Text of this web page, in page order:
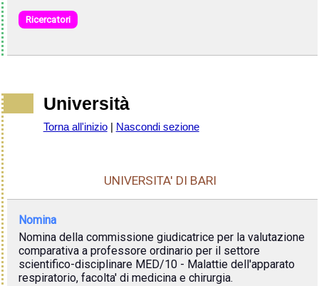
Ricercatori
Università
Torna all'inizio| Nascondi sezione
UNIVERSITA' DI BARI
Nomina
Nomina della commissione giudicatrice per la valutazione
comparativa a professore ordinario per il settore
scientifico-disciplinare MED/10 - Malattie dell'apparato
respiratorio, facolta' di medicina e chirurgia.